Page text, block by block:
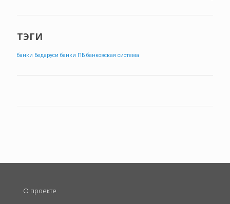
ТЭГИ
банки Бедаруси банки ПБ банковская система
О проекте